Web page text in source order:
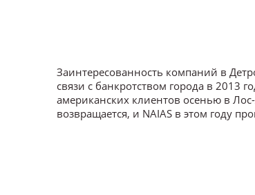
Заинтересованность компаний в
связи с банкротством города в 2013
американских клиентов осенью в
возвращается, и NAIAS в этом году